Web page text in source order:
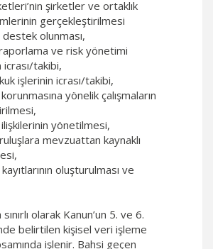
şirketler ve ortaklık
gerçekleştirilmesi
olunması,
ve risk yönetimi
takibi,
işlerinin icrası/takibi,
yönelik çalışmaların
ilişkilerinin yönetilmesi,
mevzuattan kaynaklı
oluşturulması ve
olarak Kanun’un 5. ve 6.
belirtilen kişisel veri işleme
işlenir. Bahsi geçen